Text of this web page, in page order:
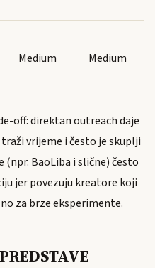
Medium Medium
off: direktan outreach daje
vrijeme i često je skuplji
BaoLiba i slične) često
jer povezuju kreatore koji
za brze eksperimente.